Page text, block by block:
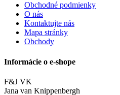
Obchodné podmienky
O nás
Kontaktujte nás
Mapa stránky
Obchody
Informácie o e-shope
F&J VK
Jana van Knippenbergh